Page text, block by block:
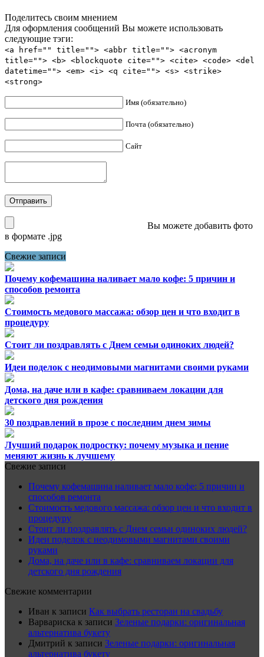
Поделитесь своим мнением
Для оформления сообщений Вы можете использовать
следующие тэги:
<a href="" title=""> <abbr title=""> <acronym
title=""> <b> <blockquote cite=""> <cite> <code> <del
datetime=""> <em> <i> <q cite=""> <s> <strike>
<strong>
Имя (обязательно)
Почта (обязательно)
Сайт
Вы можете добавить фото
в формате .jpg
Свежие записи
Почему кофемашина наливает мало кофе: 5 причин и
способов ремонта
Стоимость медового массажа: обзор цен и что входит в
процедуру
Стоит ли поздравлять с Днем семьи одиноких людей?
Идеи поделок с неодимовыми магнитами своими руками
Дома, на даче или в кафе: сравниваем локации для
детского дня рождения
30 поздравлений в прозе с последним днем зимы
Лучший подарок подростку: почему музыка и пение
меняют жизнь к лучшему
Свежие записи
Почему кофемашина наливает мало кофе: 5 причин и
способов ремонта
Стоимость медового массажа: обзор цен и что входит в
процедуру
Стоит ли поздравлять с Днем семьи одиноких людей?
Идеи поделок с неодимовыми магнитами своими
руками
Дома, на даче или в кафе: сравниваем локации для
детского дня рождения
Свежие комментарии
Иван к записи Как выбрать ресторан на свадьбу
Варвариска к записи Зеленые подарки: оригинальная
альтернатива букету
Дмитрий к записи Зеленые подарки: оригинальная
альтернатива букету